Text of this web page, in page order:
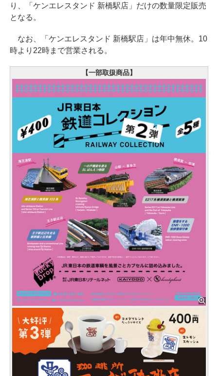
り、「ケンエレスタンド 新橋駅店」だけの数量限定販売
となる。
なお、「ケンエレスタンド 新橋駅店」は年中無休。10
時より22時まで営業される。
【一部取扱商品】